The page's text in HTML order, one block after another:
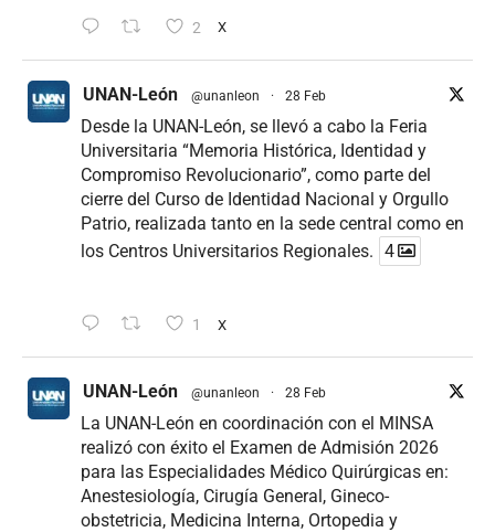
2 X
UNAN-León @unanleon · 28 Feb
Desde la UNAN-León, se llevó a cabo la Feria
Universitaria “Memoria Histórica, Identidad y
Compromiso Revolucionario”, como parte del
cierre del Curso de Identidad Nacional y Orgullo
Patrio, realizada tanto en la sede central como en
los Centros Universitarios Regionales. 4
1 X
UNAN-León @unanleon · 28 Feb
La UNAN-León en coordinación con el MINSA
realizó con éxito el Examen de Admisión 2026
para las Especialidades Médico Quirúrgicas en:
Anestesiología, Cirugía General, Gineco-
obstetricia, Medicina Interna, Ortopedia y